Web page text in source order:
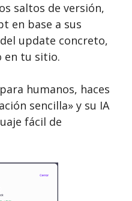
saltos de versión,
en base a sus
update concreto,
en tu sitio.
humanos, haces
sencilla» y su IA
fácil de